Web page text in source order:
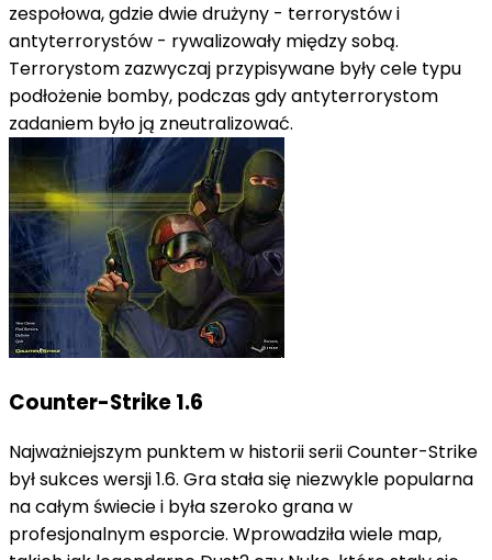
zespołowa, gdzie dwie drużyny - terrorystów i
antyterrorystów - rywalizowały między sobą.
Terrorystom zazwyczaj przypisywane były cele typu
podłożenie bomby, podczas gdy antyterrorystom
zadaniem było ją zneutralizować.
Counter-Strike 1.6
Najważniejszym punktem w historii serii Counter-Strike
był sukces wersji 1.6. Gra stała się niezwykle popularna
na całym świecie i była szeroko grana w
profesjonalnym esporcie. Wprowadziła wiele map,